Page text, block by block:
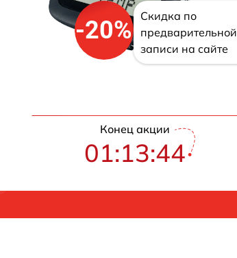
-20%
Скидка по
предварительной
записи на сайте
Конец акции
01:13:43